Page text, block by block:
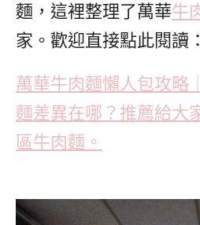
麵，這裡整理了萬華牛
家。歡迎直接點此閱讀：
萬華牛肉麵懶人包攻略
麵差異在哪？推薦給大
區牛肉麵。